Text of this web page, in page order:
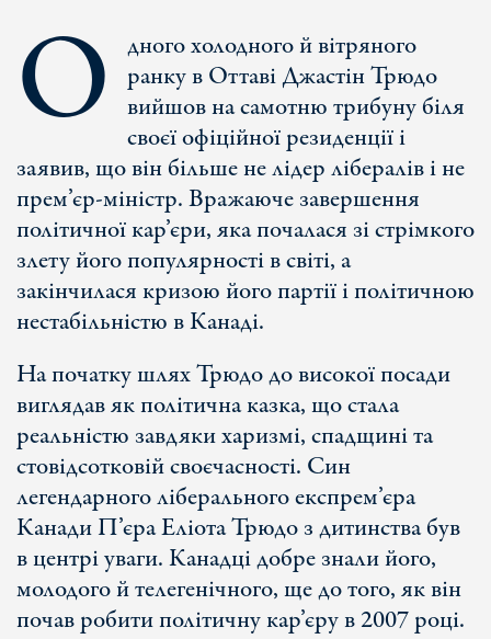
О
дного холодного й вітряного
ранку в Оттаві Джастін Трюдо
вийшов на самотню трибуну біля
своєї офіційної резиденції і
заявив, що він більше не лідер лібералів і не
прем’єр-міністр. Вражаюче завершення
політичної кар’єри, яка почалася зі стрімкого
злету його популярності в світі, а
закінчилася кризою його партії і політичною
нестабільністю в Канаді.
На початку шлях Трюдо до високої посади
виглядав як політична казка, що стала
реальністю завдяки харизмі, спадщині та
стовідсотковій своєчасності. Син
легендарного ліберального експрем’єра
Канади П’єра Еліота Трюдо з дитинства був
в центрі уваги. Канадці добре знали його,
молодого й телегенічного, ще до того, як він
почав робити політичну кар’єру в 2007 році.